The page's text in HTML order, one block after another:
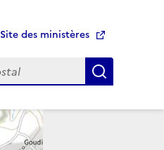
Site des ministères